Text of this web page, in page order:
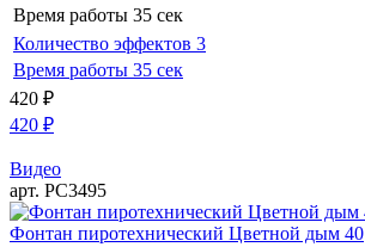
Время работы 35 сек
Количество эффектов 3
Время работы 35 сек
420 ₽
420 ₽
Видео
арт. РС3495
Фонтан пиротехнический Цветной дым 40